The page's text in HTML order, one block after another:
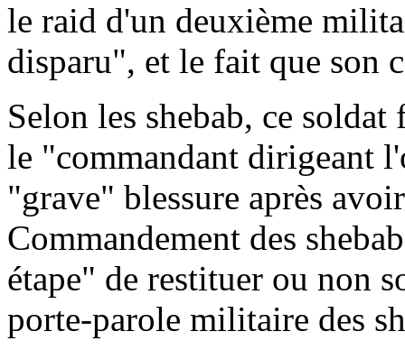
le raid d'un deuxième
disparu", et le fait que son
Selon les shebab, ce
le "commandant dirigeant
"grave" blessure après
Commandement des
étape" de restituer ou non
porte-parole militaire des